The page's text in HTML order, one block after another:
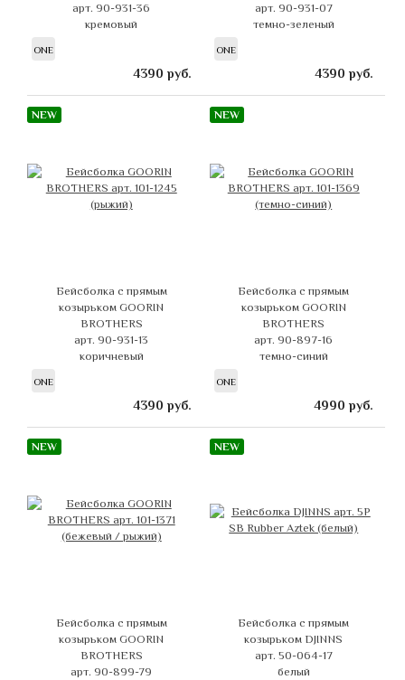
арт. 90-931-36
кремовый
ONE
4390 руб.
арт. 90-931-07
темно-зеленый
ONE
4390 руб.
NEW
Бейсболка с прямым
козырьком GOORIN
BROTHERS
арт. 90-931-13
коричневый
ONE
4390 руб.
NEW
Бейсболка с прямым
козырьком GOORIN
BROTHERS
арт. 90-897-16
темно-синий
ONE
4990 руб.
NEW
Бейсболка с прямым
козырьком GOORIN
BROTHERS
арт. 90-899-79
NEW
Бейсболка с прямым
козырьком DJINNS
арт. 50-064-17
белый